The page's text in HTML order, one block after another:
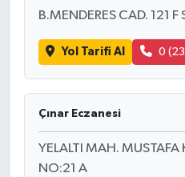
B.MENDERES CAD. 121 F
Yol Tarifi Al 0
Çınar Eczanesi
YELALTI MAH. MUSTAFA
NO:21 A